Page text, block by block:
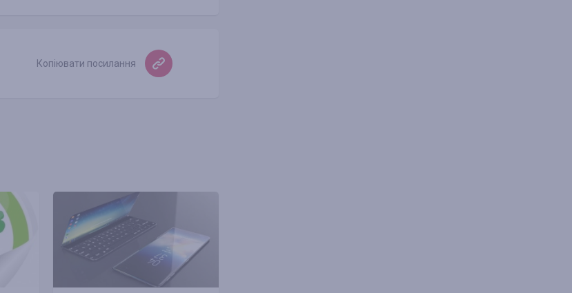
Копіювати посилання